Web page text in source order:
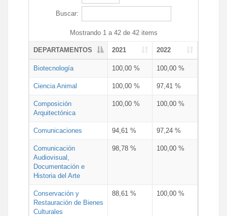
Buscar:
Mostrando 1 a 42 de 42 items
DEPARTAMENTOS 2021 2022
Biotecnología 100,00 % 100,00 %
Ciencia Animal 100,00 % 97,41 %
Composición
Arquitectónica
100,00 % 100,00 %
Comunicaciones 94,61 % 97,24 %
Comunicación
Audiovisual,
Documentación e
Historia del Arte
98,78 % 100,00 %
Conservación y
Restauración de Bienes
Culturales
88,61 % 100,00 %